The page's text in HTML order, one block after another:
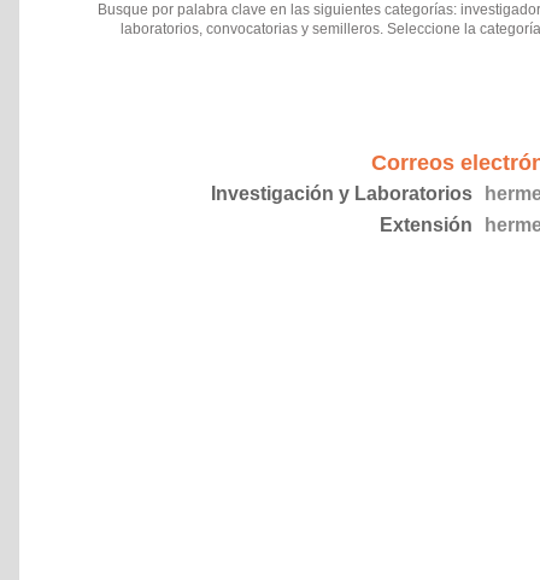
Busque por palabra clave en las siguientes categorías:
laboratorios, convocatorias y semilleros. Seleccione la
Correos
Investigación y Laboratorios
Extensión